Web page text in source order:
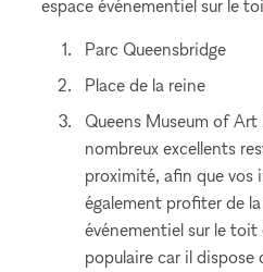
espace événementiel sur le
Parc Queensbridge
Place de la reine
Queens Museum of
nombreux excellents
proximité, afin que vos
également profiter de
événementiel sur le toit
populaire car il dispose